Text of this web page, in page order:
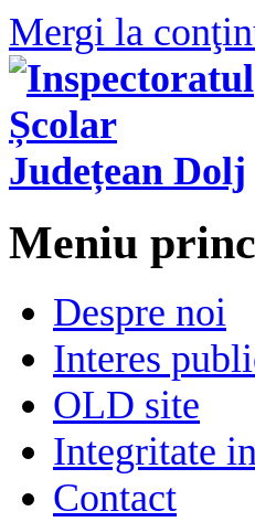
Mergi la
Meniu
Despre noi
Interes
OLD site
Integritate
Contact